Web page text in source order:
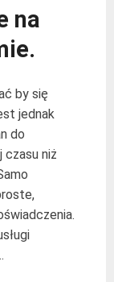
na
by się
jednak
do
czasu niż